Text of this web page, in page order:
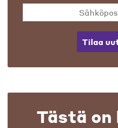
Tilaa
Tästä on